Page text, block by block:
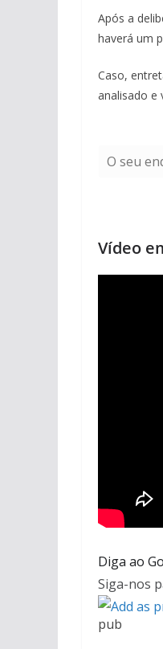
Após a
haverá um
Caso,
analisado e
Vídeo
Diga ao
Siga-nos
pub